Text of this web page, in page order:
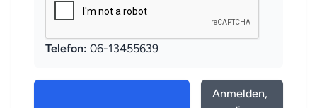
Telefon: 06-13455639
Anmelden,